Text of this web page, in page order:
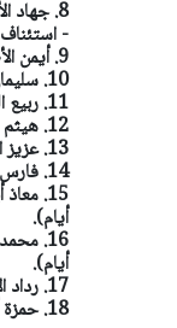
8. جهاد
-
9. أيمن الأطرش (قاصر)؛ اطلاق سراح.
10. سليمان الأطرش (قاصر)؛ تمديد اعتقال حتى يوم غد.
11. ربيع النباري (قاصر)؛ تمديد اعتقال حتى يوم غد.
12. هيثم الأطرش؛ تمديد اعتقال حتى يوم الأحد 16.1.
13. عزيز الأطرش؛ تمديد اعتقال حتى يوم الجمعة 14.1.
14. فارس الأطرش؛ تمديد اعتقال حتى يوم الأحد 16.1.
أيام).
أيام).
17. رداد الأطرش؛ تمديد اعتقال حتى يوم الأحد 16.1.
18. حمزة أبو كف؛ تمديد اعتقال حتى يوم الأحد 16.1 " .